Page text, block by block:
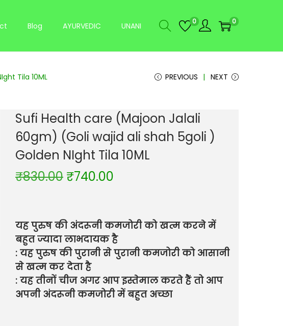
Blog AYURVEDIC UNANI 0 0
Tila 10ML PREVIOUS NEXT
Sufi Health care (Majoon Jalali
60gm) (Goli wajid ali shah 5goli )
Golden NIght Tila 10ML
₹830.00 ₹740.00
यह पुरुष की अंदरूनी कमजोरी को खत्म करने में
बहुत ज्यादा लाभदायक है
: यह पुरुष की पुरानी से पुरानी कमजोरी को आसानी
से खत्म कर देता है
: यह तीनों चीज अगर आप इस्तेमाल करते हैं तो आप
अपनी अंदरूनी कमजोरी में बहुत अच्छा